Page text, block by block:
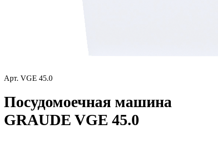
Арт. VGE 45.0
Посудомоечная машина
GRAUDE VGE 45.0